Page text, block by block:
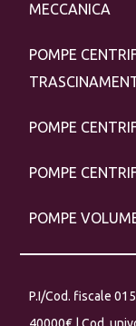
MECCANICA
POMPE
POMPE
POMPE
POMPE
P.I/Cod. fiscale